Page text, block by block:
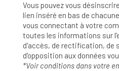
Vous pouvez vous
lien inséré en bas de
vous connectant à votre
toutes les informations sur
d'accès, de rectification, de
d'opposition aux données
*Voir conditions dans votre